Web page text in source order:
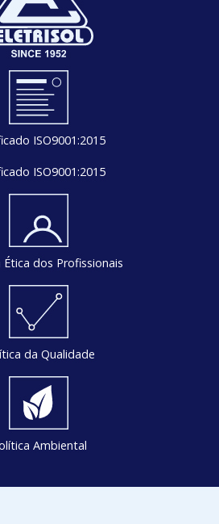
ISO9001:2015
ISO9001:2015
dos Profissionais
da Qualidade
Ambiental